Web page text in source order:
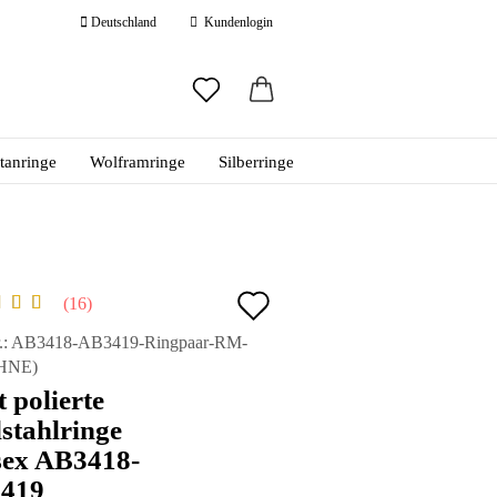
Deutschland Kundenlogin
erstellen
vergessen?
Wolframringe Silberringe
16
AB3418-AB3419-Ringpaar-RM-
)
polierte
AB3418-